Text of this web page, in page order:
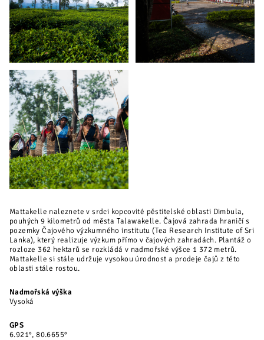
Mattakelle naleznete v srdci kopcovité pěstitelské oblasti Dimbula,
pouhých 9 kilometrů od města Talawakelle. Čajová zahrada hraničí s
pozemky Čajového výzkumného institutu (Tea Research Institute of Sri
Lanka), který realizuje výzkum přímo v čajových zahradách. Plantáž o
rozloze 362 hektarů se rozkládá v nadmořské výšce 1 372 metrů.
Mattakelle si stále udržuje vysokou úrodnost a prodeje čajů z této
oblasti stále rostou.
Nadmořská výška
Vysoká
GPS
6.921°, 80.6655°